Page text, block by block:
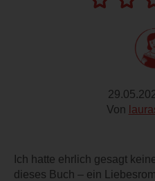
Von
Ich hatte ehrlich gesagt
dieses Buch – ein